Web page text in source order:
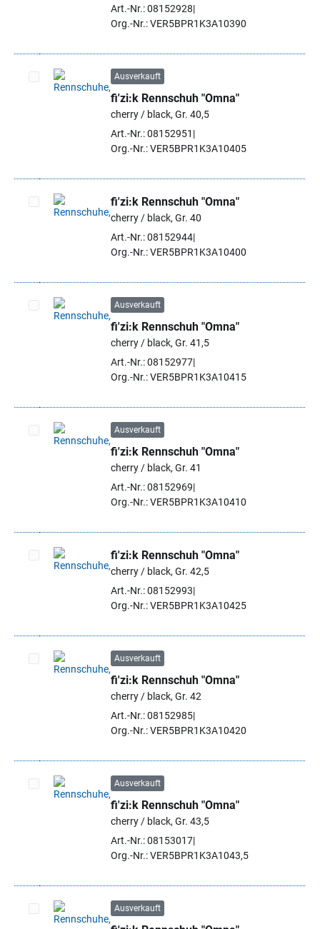
Art.-Nr.: 08152928
Org.-Nr.: VER5BPR1K3A10390
Artikel auswählen
Ausverkauft
fi'zi:k Rennschuh "Omna"
cherry / black, Gr. 40,5
Art.-Nr.: 08152951
Org.-Nr.: VER5BPR1K3A10405
Artikel auswählen
fi'zi:k Rennschuh "Omna"
cherry / black, Gr. 40
Art.-Nr.: 08152944
Org.-Nr.: VER5BPR1K3A10400
Artikel auswählen
Ausverkauft
fi'zi:k Rennschuh "Omna"
cherry / black, Gr. 41,5
Art.-Nr.: 08152977
Org.-Nr.: VER5BPR1K3A10415
Artikel auswählen
Ausverkauft
fi'zi:k Rennschuh "Omna"
cherry / black, Gr. 41
Art.-Nr.: 08152969
Org.-Nr.: VER5BPR1K3A10410
Artikel auswählen
fi'zi:k Rennschuh "Omna"
cherry / black, Gr. 42,5
Art.-Nr.: 08152993
Org.-Nr.: VER5BPR1K3A10425
Artikel auswählen
Ausverkauft
fi'zi:k Rennschuh "Omna"
cherry / black, Gr. 42
Art.-Nr.: 08152985
Org.-Nr.: VER5BPR1K3A10420
Artikel auswählen
Ausverkauft
fi'zi:k Rennschuh "Omna"
cherry / black, Gr. 43,5
Art.-Nr.: 08153017
Org.-Nr.: VER5BPR1K3A1043,5
Ausverkauft